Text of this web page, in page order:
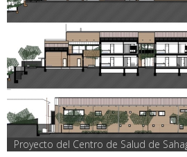
Proyecto del Centro de Salud de